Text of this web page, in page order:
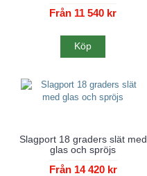
Från 11 540 kr
Köp
Slagport 18 graders slät med
glas och spröjs
Från 14 420 kr